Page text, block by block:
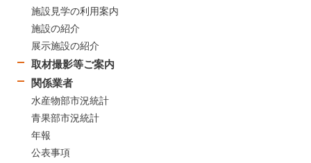
施設見学の利用案内
施設の紹介
展示施設の紹介
取材撮影等ご案内
関係業者
水産物部市況統計
青果部市況統計
年報
公表事項